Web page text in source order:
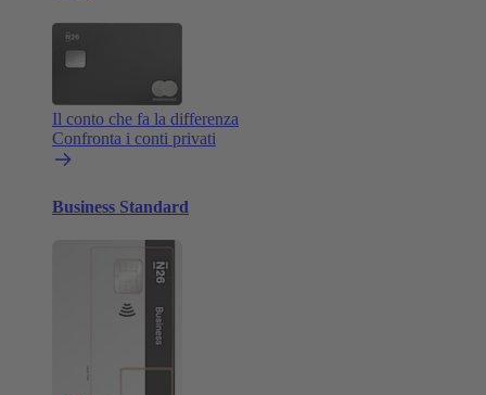
Il conto che fa la differenza
Confronta i conti privati
Business Standard